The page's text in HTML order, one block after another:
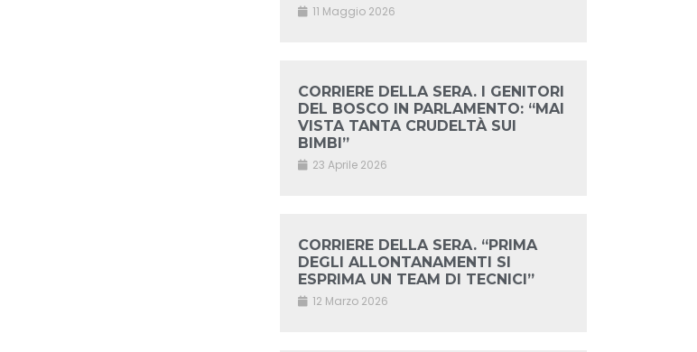
11 Maggio 2026
CORRIERE DELLA SERA. I GENITORI
DEL BOSCO IN PARLAMENTO: “MAI
VISTA TANTA CRUDELTÀ SUI
BIMBI”
23 Aprile 2026
CORRIERE DELLA SERA. “PRIMA
DEGLI ALLONTANAMENTI SI
ESPRIMA UN TEAM DI TECNICI”
12 Marzo 2026